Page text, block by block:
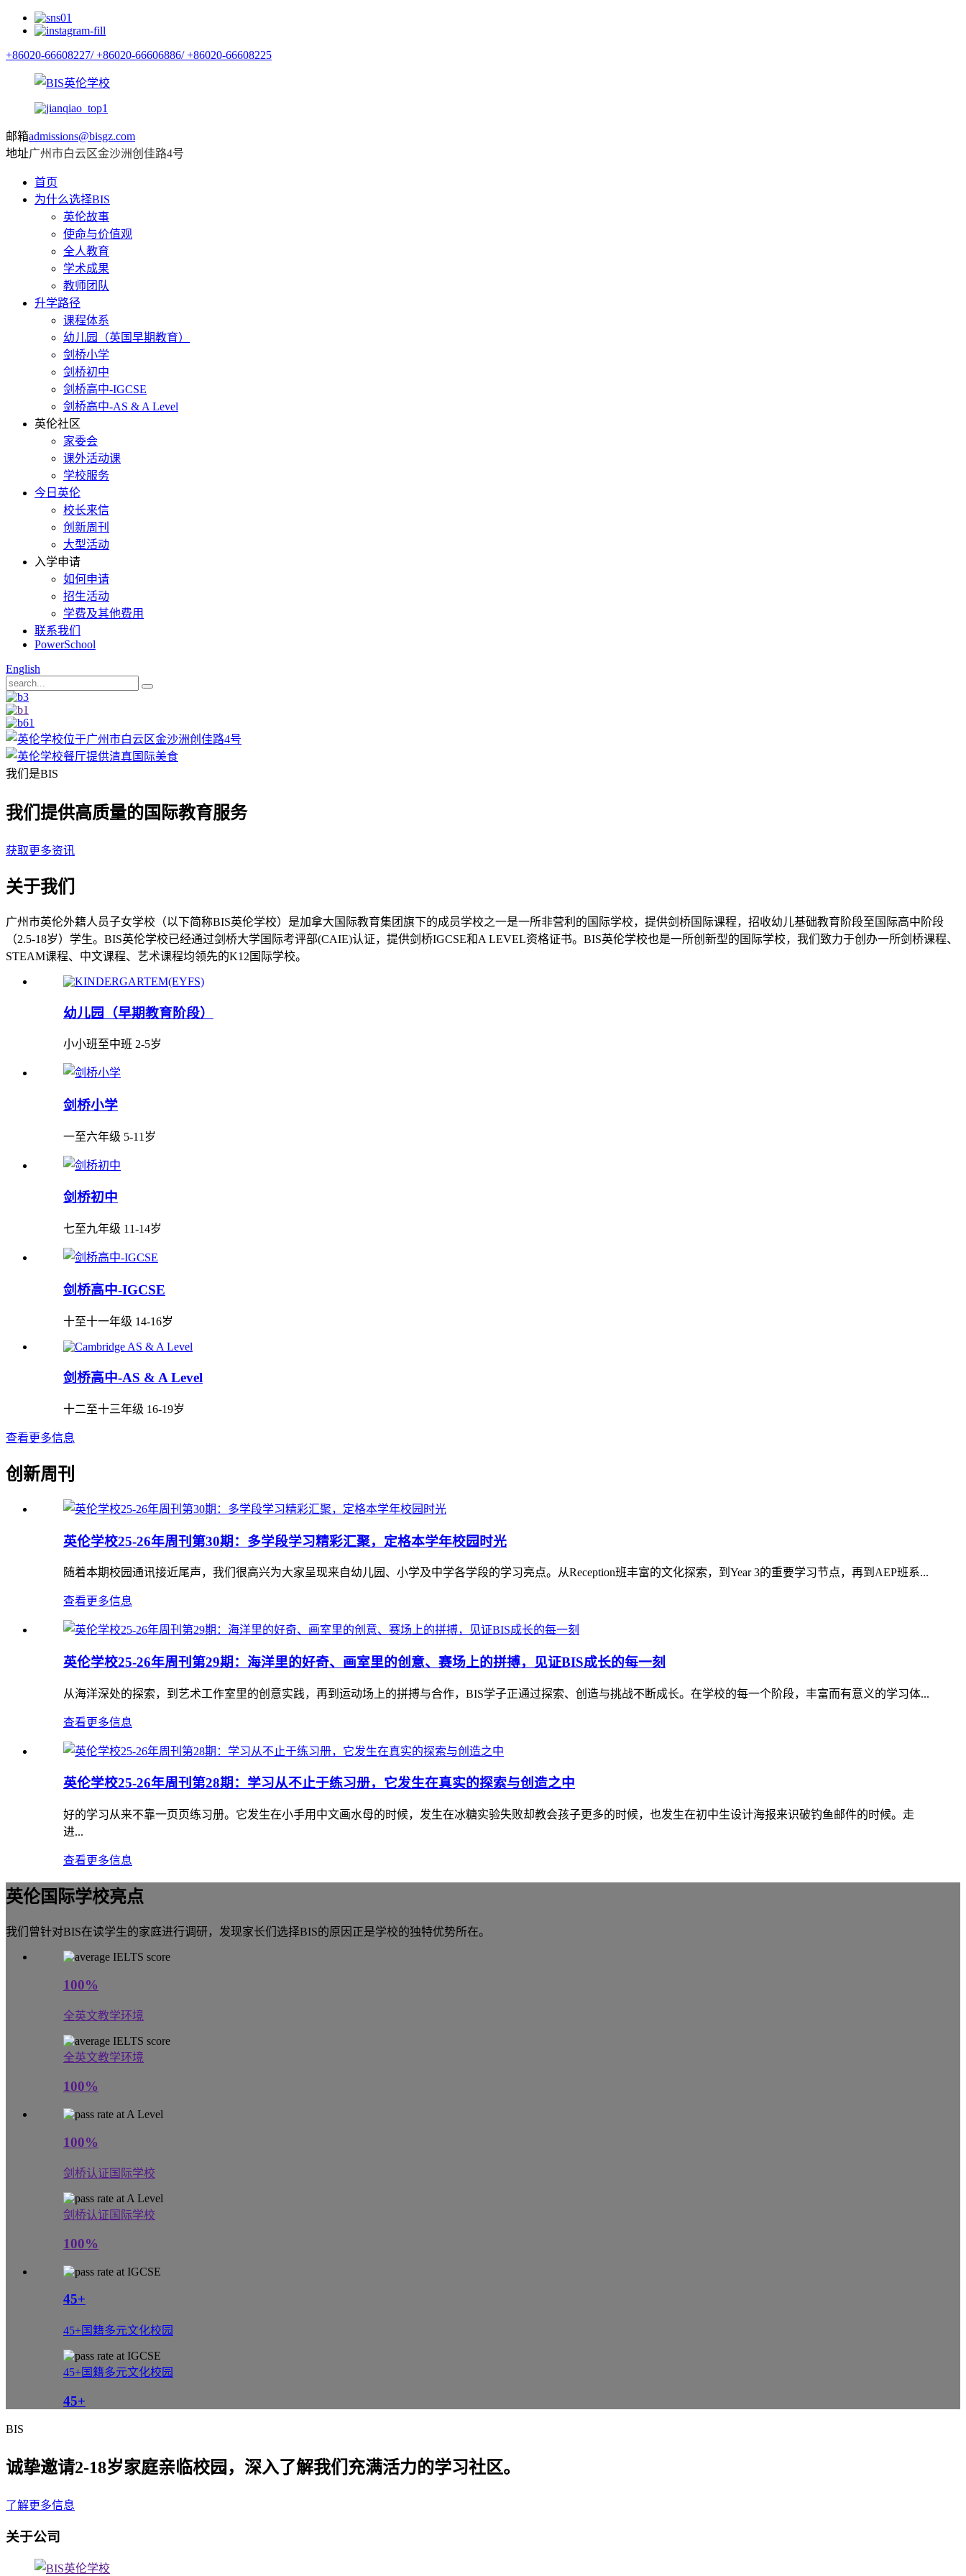
+86020-66608227/ +86020-66606886/ +86020-66608225
邮箱admissions@bisgz.com
地址广州市白云区金沙洲创佳路4号
首页
为什么选择BIS
英伦故事
使命与价值观
全人教育
学术成果
教师团队
升学路径
课程体系
幼儿园（英国早期教育）
剑桥小学
剑桥初中
剑桥高中-IGCSE
剑桥高中-AS & A Level
英伦社区
家委会
课外活动课
学校服务
今日英伦
校长来信
创新周刊
大型活动
入学申请
如何申请
招生活动
学费及其他费用
联系我们
PowerSchool
English
我们是BIS
我们提供高质量的国际教育服务
获取更多资讯
关于我们
广州市英伦外籍人员子女学校（以下简称BIS英伦学校）是加拿大国际教育集团旗下的成员学校之一是一所非营利的国际学校，提供剑桥国际课程，招收幼儿基础教育阶段至国际高中阶段
（2.5-18岁）学生。BIS英伦学校已经通过剑桥大学国际考评部(CAIE)认证，提供剑桥IGCSE和A LEVEL资格证书。BIS英伦学校也是一所创新型的国际学校，我们致力于创办一所剑桥课程、
STEAM课程、中文课程、艺术课程均领先的K12国际学校。
幼儿园（早期教育阶段）
小小班至中班 2-5岁
剑桥小学
一至六年级 5-11岁
剑桥初中
七至九年级 11-14岁
剑桥高中-IGCSE
十至十一年级 14-16岁
剑桥高中-AS & A Level
十二至十三年级 16-19岁
查看更多信息
创新周刊
英伦学校25-26年周刊第30期：多学段学习精彩汇聚，定格本学年校园时光
随着本期校园通讯接近尾声，我们很高兴为大家呈现来自幼儿园、小学及中学各学段的学习亮点。从Reception班丰富的文化探索，到Year 3的重要学习节点，再到AEP班系...
查看更多信息
英伦学校25-26年周刊第29期：海洋里的好奇、画室里的创意、赛场上的拼搏，见证BIS成长的每一刻
从海洋深处的探索，到艺术工作室里的创意实践，再到运动场上的拼搏与合作，BIS学子正通过探索、创造与挑战不断成长。在学校的每一个阶段，丰富而有意义的学习体...
查看更多信息
英伦学校25-26年周刊第28期：学习从不止于练习册，它发生在真实的探索与创造之中
好的学习从来不靠一页页练习册。它发生在小手用中文画水母的时候，发生在冰糖实验失败却教会孩子更多的时候，也发生在初中生设计海报来识破钓鱼邮件的时候。走
进...
查看更多信息
英伦国际学校亮点
我们曾针对BIS在读学生的家庭进行调研，发现家长们选择BIS的原因正是学校的独特优势所在。
100%
全英文教学环境
全英文教学环境
100%
100%
剑桥认证国际学校
剑桥认证国际学校
100%
45+
45+国籍多元文化校园
45+国籍多元文化校园
45+
BIS
诚挚邀请2-18岁家庭亲临校园，深入了解我们充满活力的学习社区。
了解更多信息
关于公司